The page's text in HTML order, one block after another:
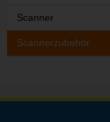
Scanner
Scannerzubehör